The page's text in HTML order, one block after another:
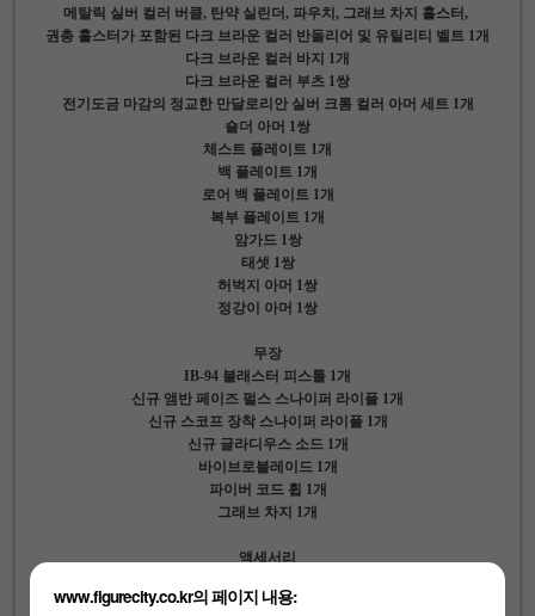
메탈릭 실버 컬러 버클, 탄약 실린더, 파우치, 그래브 차지 홀스터,
권총 홀스터가 포함된 다크 브라운 컬러 반돌리어 및 유틸리티 벨트 1개
다크 브라운 컬러 바지 1개
다크 브라운 컬러 부츠 1쌍
전기도금 마감의 정교한 만달로리안 실버 크롬 컬러 아머 세트 1개
숄더 아머 1쌍
체스트 플레이트 1개
백 플레이트 1개
로어 백 플레이트 1개
복부 플레이트 1개
암가드 1쌍
태셋 1쌍
허벅지 아머 1쌍
정강이 아머 1쌍
무장
IB-94 블래스터 피스톨 1개
신규 앰반 페이즈 펄스 스나이퍼 라이플 1개
신규 스코프 장착 스나이퍼 라이플 1개
신규 글라디우스 소드 1개
바이브로블레이드 1개
파이버 코드 휩 1개
그래브 차지 1개
액세서리
반투명 오렌지 컬러 화염방사 효과 파츠 1개
www.figurecity.co.kr의 페이지 내용: